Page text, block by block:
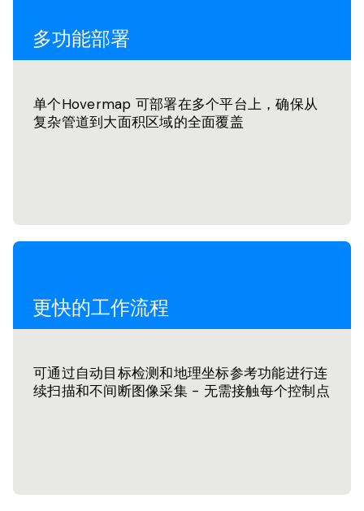
多功能部署
单个Hovermap 可部署在多个平台上，确保从
复杂管道到大面积区域的全面覆盖
更快的工作流程
可通过自动目标检测和地理坐标参考功能进行连
续扫描和不间断图像采集 - 无需接触每个控制点